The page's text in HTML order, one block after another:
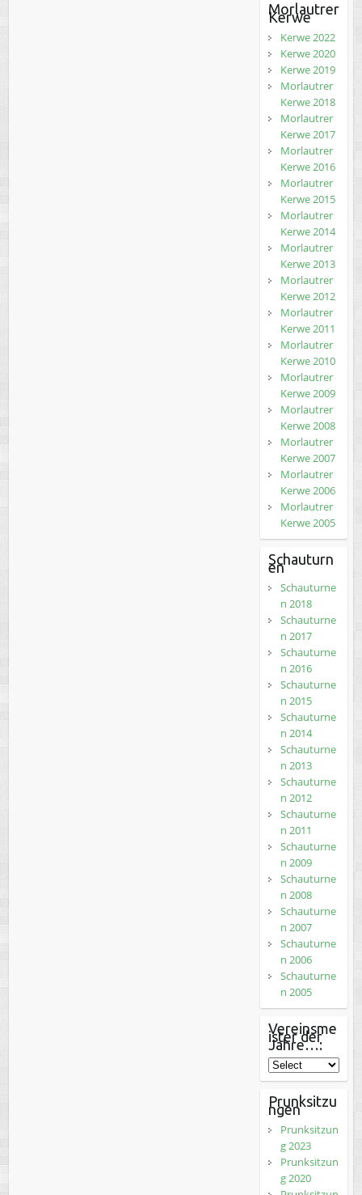
Morlautrer
Kerwe
Kerwe 2022
Kerwe 2020
Kerwe 2019
Morlautrer
Kerwe 2018
Morlautrer
Kerwe 2017
Morlautrer
Kerwe 2016
Morlautrer
Kerwe 2015
Morlautrer
Kerwe 2014
Morlautrer
Kerwe 2013
Morlautrer
Kerwe 2012
Morlautrer
Kerwe 2011
Morlautrer
Kerwe 2010
Morlautrer
Kerwe 2009
Morlautrer
Kerwe 2008
Morlautrer
Kerwe 2007
Morlautrer
Kerwe 2006
Morlautrer
Kerwe 2005
Schauturn
en
Schauturne
n 2018
Schauturne
n 2017
Schauturne
n 2016
Schauturne
n 2015
Schauturne
n 2014
Schauturne
n 2013
Schauturne
n 2012
Schauturne
n 2011
Schauturne
n 2009
Schauturne
n 2008
Schauturne
n 2007
Schauturne
n 2006
Schauturne
n 2005
Vereinsme
ister der
Jahre…:
Prunksitzu
ngen
Prunksitzun
g 2023
Prunksitzun
g 2020